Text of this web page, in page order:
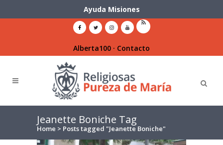
Ayuda Misiones
Alberta100 · Contacto
Jeanette Boniche Tag
Home > Posts tagged "Jeanette Boniche"